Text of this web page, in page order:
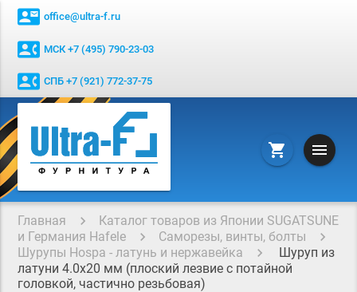
contact_mail office@ultra-f.ru
contact_phone МСК +7 (495) 790-23-03
contact_phone СПБ +7 (921) 772-37-75
shopping_cart menu
Главная
Каталог товаров из Японии SUGATSUNE
и Германия Hafele
Саморезы, винты, болты
Шурупы Hospa - латунь и нержавейка
Шуруп из
латуни 4.0x20 мм (плоский лезвие с потайной
головкой, частично резьбовая)